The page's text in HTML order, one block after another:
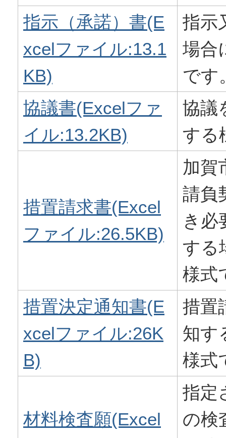
指示（承諾）書(E
xcelファイル:13.1
KB)
指示
場合
です
協議書(Excelファ
イル:13.2KB)
協議
する
措置請求書(Excel
ファイル:26.5KB)
加賀
請負
き必
する
様式
措置決定通知書(E
xcelファイル:26K
B)
措置
知す
様式
材料検査願(Excel
指定
の検